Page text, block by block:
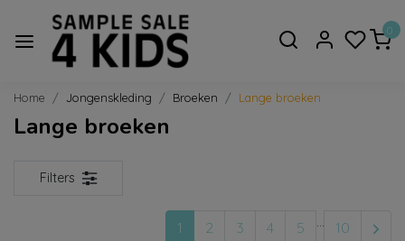
0
Home Jongenskleding Broeken Lange broeken
Lange broeken
Filters
1 2 3 4 5 ... 10